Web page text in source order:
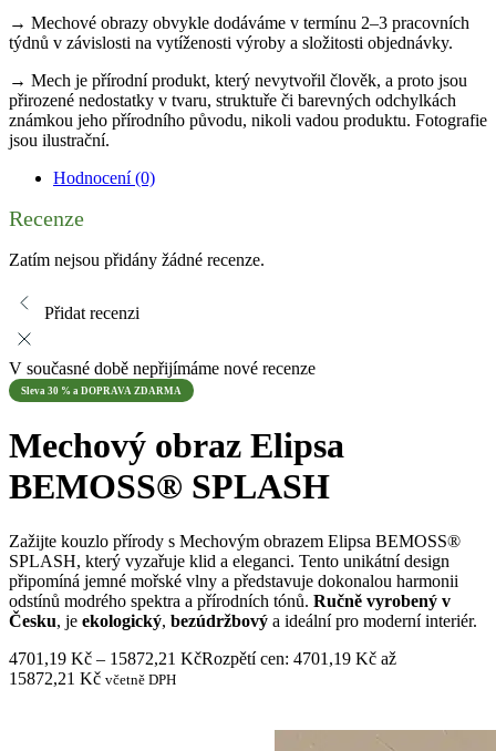
→ Mechové obrazy obvykle dodáváme v termínu 2–3 pracovních
týdnů v závislosti na vytíženosti výroby a složitosti objednávky.
→ Mech je přírodní produkt, který nevytvořil člověk, a proto jsou
přirozené nedostatky v tvaru, struktuře či barevných odchylkách
známkou jeho přírodního původu, nikoli vadou produktu. Fotografie
jsou ilustrační.
Hodnocení (0)
Recenze
Zatím nejsou přidány žádné recenze.
Přidat recenzi
V současné době nepřijímáme nové recenze
Sleva 30 % a DOPRAVA ZDARMA
Mechový obraz Elipsa
BEMOSS® SPLASH
Zažijte kouzlo přírody s Mechovým obrazem Elipsa BEMOSS®
SPLASH, který vyzařuje klid a eleganci. Tento unikátní design
připomíná jemné mořské vlny a představuje dokonalou harmonii
odstínů modrého spektra a přírodních tónů. Ručně vyrobený v
Česku, je ekologický, bezúdržbový a ideální pro moderní interiér.
4701,19 Kč – 15872,21 KčRozpětí cen: 4701,19 Kč až
15872,21 Kč včetně DPH